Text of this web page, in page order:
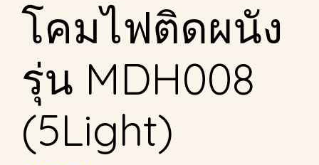
โคมไฟติดผนัง
รุ่น MDH008
(5Light)